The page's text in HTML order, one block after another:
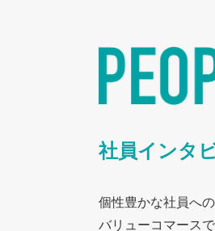
社員インタ
個性豊かな社員へ
バリューコマース